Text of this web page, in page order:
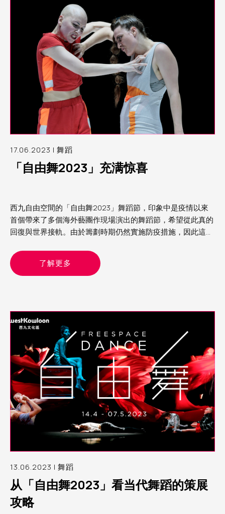
17.06.2023 | 舞蹈
「自由舞2023」充满惊喜
西九自由空間的「自由舞2023」舞蹈節，印象中是疫情以來
首個帶來了多個海外藝團作現場演出的舞蹈節，希望從此真的
回復與世界接軌。由於籌劃時期仍然實施防疫措施，因此這次
自德國的《女俠傳奇》、比利時的《沒有最壞》及以色列的
《異想客廳》，各有特色，頗有驚喜
了解更多
13.06.2023 | 舞蹈
从「自由舞2023」看当代舞蹈的策展
攻略